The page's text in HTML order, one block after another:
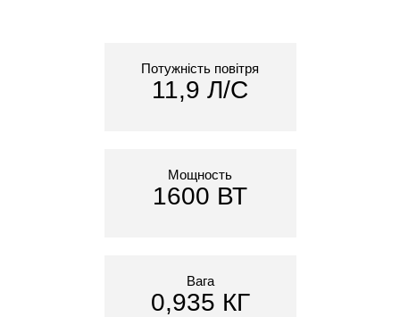
Потужність повітря
11,9 Л/С
Мощность
1600 ВТ
Вага
0,935 КГ